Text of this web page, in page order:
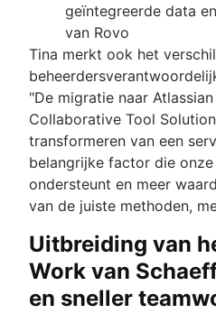
geïntegreerde data
van Rovo
Tina merkt ook het
"De migratie naar
Collaborative Tool
transformeren van een
belangrijke factor die
ondersteunt en meer
van de juiste methoden,
Uitbreiding van
Work van
en sneller